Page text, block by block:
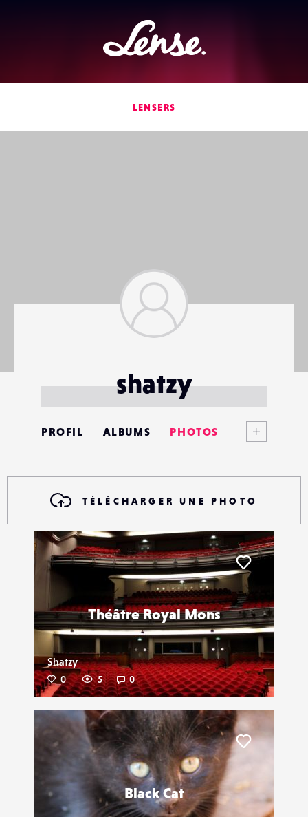
Lense
LENSERS
shatzy
PROFIL ALBUMS PHOTOS
CONTACTS
ÉVÉNEMENTS
FAVORIS
TÉLÉCHARGER UNE PHOTO
Théâtre Royal Mons
Shatzy
0 5 0
Black Cat